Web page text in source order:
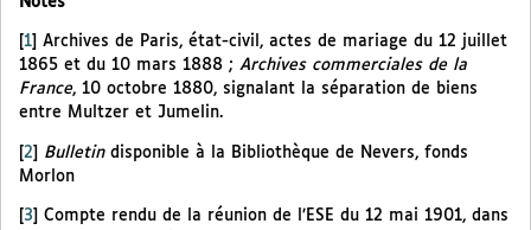
1
Archives de Paris, état-civil, actes de mariage du 12 juillet
1865 et du 10 mars 1888 ; Archives commerciales de la
France, 10 octobre 1880, signalant la séparation de biens
entre Multzer et Jumelin.
[2] Bulletindisponible à la Bibliothèque de Nevers, fonds
Morlon
3
Compte rendu de la réunion de l’ESE du 12 mai 1901, dans